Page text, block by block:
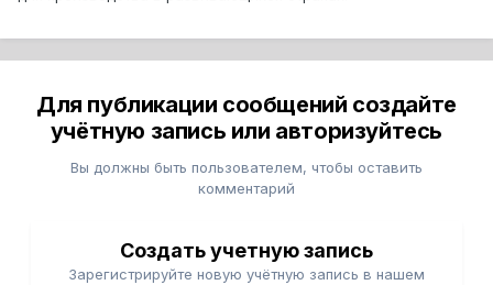
Для публикации сообщений создайте
учётную запись или авторизуйтесь
Вы должны быть пользователем, чтобы оставить
комментарий
Создать учетную запись
Зарегистрируйте новую учётную запись в нашем